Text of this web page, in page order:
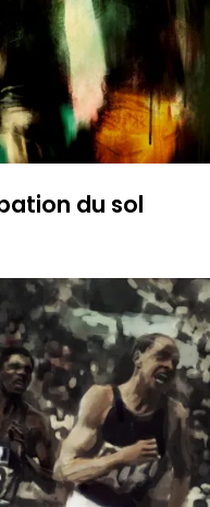
du sol